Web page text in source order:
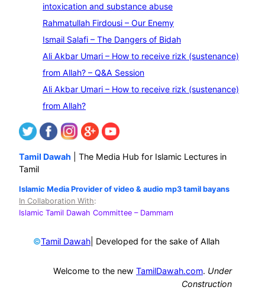
intoxication and substance abuse
Rahmatullah Firdousi – Our Enemy
Ismail Salafi – The Dangers of Bidah
Ali Akbar Umari – How to receive rizk (sustenance)
from Allah? – Q&A Session
Ali Akbar Umari – How to receive rizk (sustenance)
from Allah?
Tamil Dawah | The Media Hub for Islamic Lectures in
Tamil
Islamic Media Provider of video & audio mp3 tamil bayans
In Collaboration With:
Islamic Tamil Dawah Committee – Dammam
©Tamil Dawah | Developed for the sake of Allah
Welcome to the new TamilDawah.com. Under
Construction